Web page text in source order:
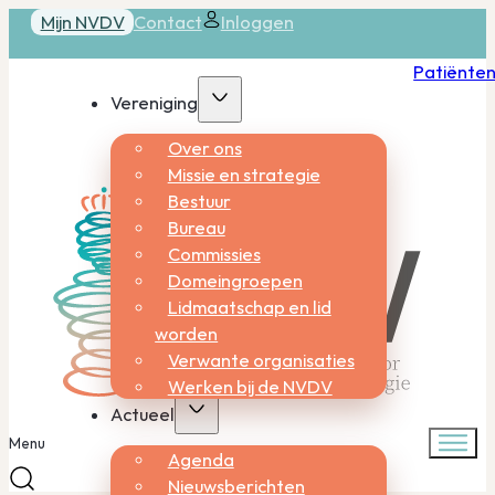
Mijn NVDV Contact Inloggen
Vereniging
Over ons
Missie en strategie
Bestuur
Bureau
Commissies
Domeingroepen
Lidmaatschap en lid
worden
Verwante organisaties
Werken bij de NVDV
Actueel
Agenda
Nieuwsberichten
Menu